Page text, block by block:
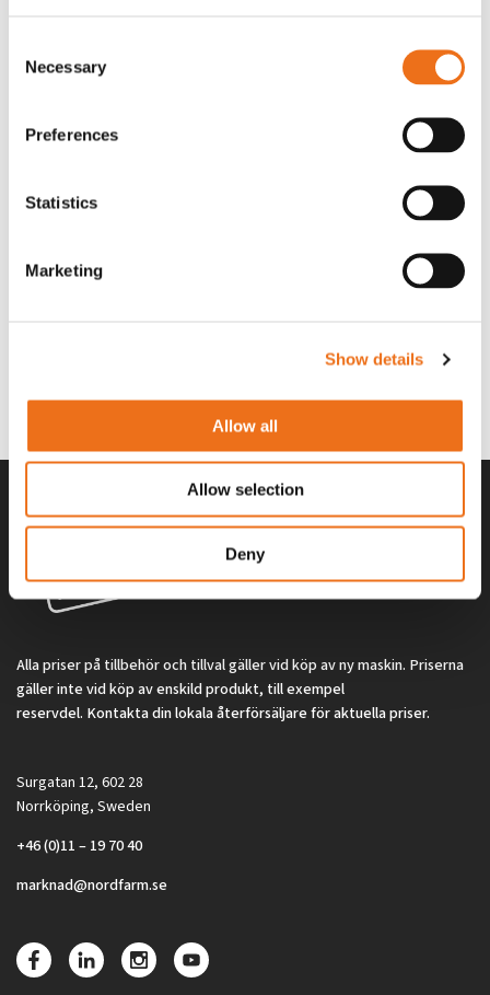
Selection
Necessary
Preferences
Statistics
Marketing
Show details
Allow all
Allow selection
Deny
2 692
Alla priser på tillbehör och tillval gäller vid köp av ny maskin. Priserna
gäller inte vid köp av enskild produkt, till exempel
reservdel. Kontakta din lokala återförsäljare för aktuella priser.
Surgatan 12, 602 28
Norrköping, Sweden
+46 (0)11 – 19 70 40
marknad@nordfarm.se